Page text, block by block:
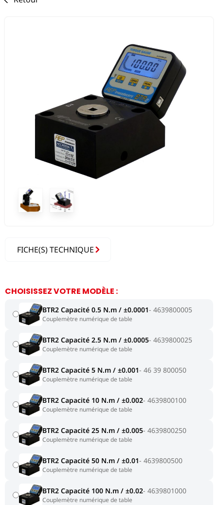
FICHE(S) TECHNIQUE
CHOISISSEZ VOTRE MODÈLE :
BTR2 Capacité 0.5 N.m / ±0.0001 4639800005
Couplemètre numérique de table
BTR2 Capacité 2.5 N.m / ±0.0005 4639800025
Couplemètre numérique de table
BTR2 Capacité 5 N.m / ±0.001 46 39 800050
Couplemètre numérique de table
BTR2 Capacité 10 N.m / ±0.002 4639800100
Couplemètre numérique de table
BTR2 Capacité 25 N.m / ±0.005 4639800250
Couplemètre numérique de table
BTR2 Capacité 50 N.m / ±0.01 4639800500
Couplemètre numérique de table
BTR2 Capacité 100 N.m / ±0.02 4639801000
Couplemètre numérique de table